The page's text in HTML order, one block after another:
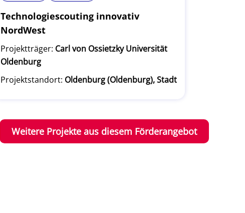
Technologiescouting innovativ
NordWest
Projektträger: Carl von Ossietzky Universität
Oldenburg
Projektstandort: Oldenburg (Oldenburg), Stadt
Weitere Projekte aus diesem Förderangebot